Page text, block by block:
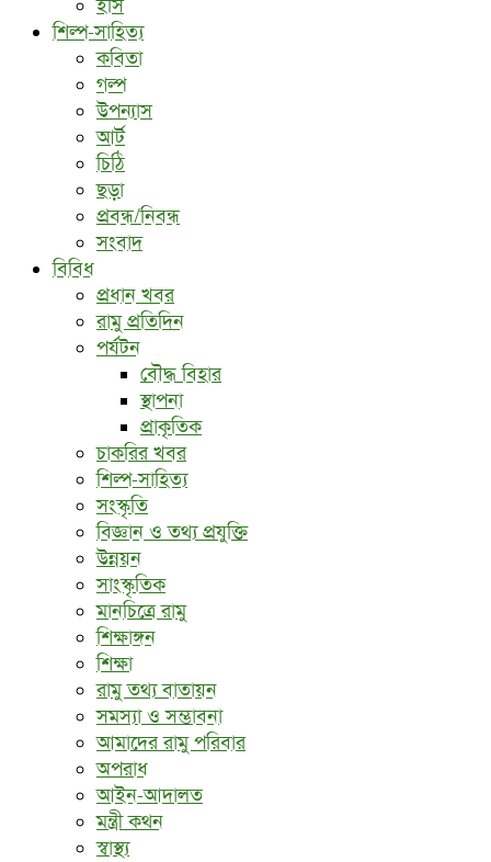
ইসি
শিল্প-সাহিত্য
কবিতা
গল্প
উপন্যাস
আর্ট
চিঠি
ছড়া
প্রবন্ধ/নিবন্ধ
সংবাদ
বিবিধ
প্রধান খবর
রামু প্রতিদিন
পর্যটন
বৌদ্ধ ‍বিহার
স্থাপনা
প্রাকৃতিক
চাকরির খবর
শিল্প-সাহিত্য
সংস্কৃতি
বিজ্ঞান ও তথ্য প্রযুক্তি
উন্নয়ন
সাংস্কৃতিক
মানচিত্রে রামু
শিক্ষাঙ্গন
শিক্ষা
রামু তথ্য বাতায়ন
সমস্যা ও সম্ভাবনা
আমাদের রামু পরিবার
অপরাধ
আইন-আদালত
মন্ত্রী কথন
স্বাস্থ্য